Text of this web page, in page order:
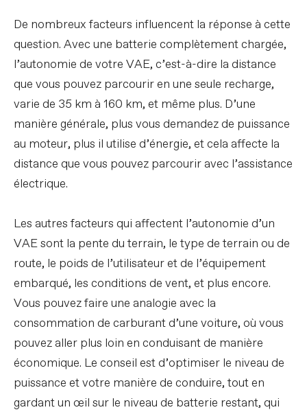
De nombreux facteurs influencent la réponse à cette
question. Avec une batterie complètement chargée,
l’autonomie de votre VAE, c’est-à-dire la distance
que vous pouvez parcourir en une seule recharge,
varie de 35 km à 160 km, et même plus. D’une
manière générale, plus vous demandez de puissance
au moteur, plus il utilise d’énergie, et cela affecte la
distance que vous pouvez parcourir avec l’assistance
électrique.
Les autres facteurs qui affectent l’autonomie d’un
VAE sont la pente du terrain, le type de terrain ou de
route, le poids de l’utilisateur et de l’équipement
embarqué, les conditions de vent, et plus encore.
Vous pouvez faire une analogie avec la
consommation de carburant d’une voiture, où vous
pouvez aller plus loin en conduisant de manière
économique. Le conseil est d’optimiser le niveau de
puissance et votre manière de conduire, tout en
gardant un œil sur le niveau de batterie restant, qui